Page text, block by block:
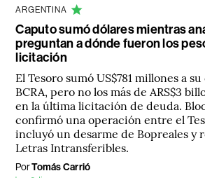
ARGENTINA
Caputo sumó dólares mientras
preguntan a dónde fueron los
licitación
El Tesoro sumó US$781 millones a
BCRA, pero no los más de ARS$3
en la última licitación de deuda.
confirmó una operación entre el
incluyó un desarme de Bopreales y
Letras Intransferibles.
PorTomás Carrió